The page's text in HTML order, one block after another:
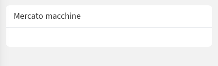
Mercato macchine